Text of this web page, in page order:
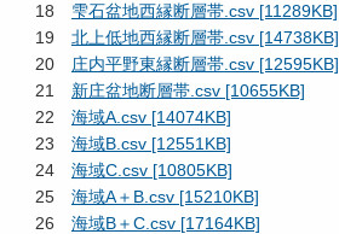
18 雫石盆地西縁断層帯.csv [11289KB]
19 北上低地西縁断層帯.csv [14738KB]
20 庄内平野東縁断層帯.csv [12595KB]
21 新庄盆地断層帯.csv [10655KB]
22 海域A.csv [14074KB]
23 海域B.csv [12551KB]
24 海域C.csv [10805KB]
25 海域A＋B.csv [15210KB]
26 海域B＋C.csv [17164KB]